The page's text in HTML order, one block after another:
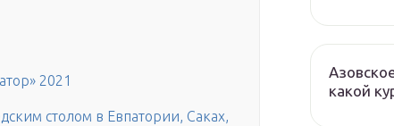
2021
столом в Евпатории, Саках,
какой